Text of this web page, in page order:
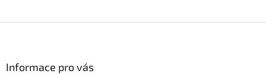
Informace pro vás